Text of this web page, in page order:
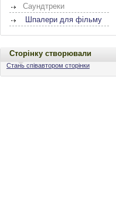
Саундтреки
Шпалери для фільму
Сторінку створювали
Стань співавтором сторінки